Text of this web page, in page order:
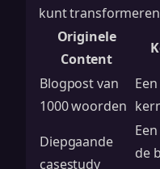
kunt
Originele
Content
Blogpost van
1000 woorden
Diepgaande
casestudy
de